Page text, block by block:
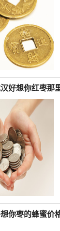
好想你红枣那
你枣的蜂蜜价